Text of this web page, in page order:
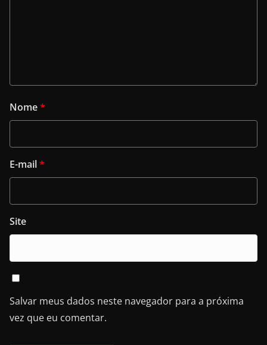
Nome*
E-mail*
Site
Salvar meus dados neste navegador para a próxima
vez que eu comentar.